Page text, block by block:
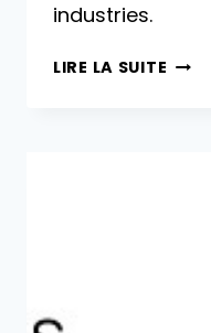
industries.
LIRE LA SUITE ACIDE